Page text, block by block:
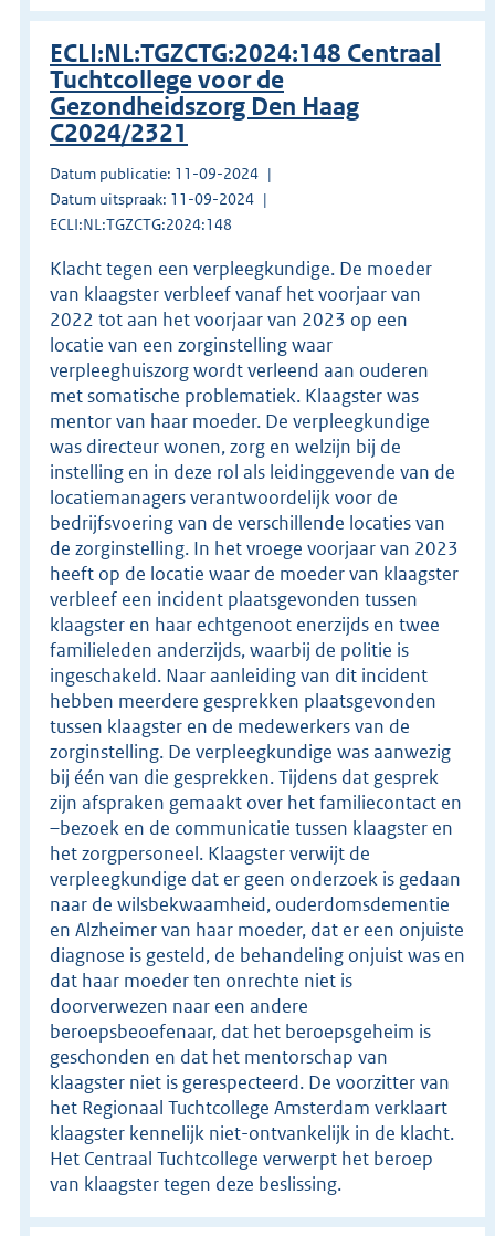
ECLI:NL:TGZCTG:2024:148 Centraal
Tuchtcollege voor de
Gezondheidszorg Den Haag
C2024/2321
Datum publicatie: 11-09-2024
Datum uitspraak: 11-09-2024
ECLI:NL:TGZCTG:2024:148
Klacht tegen een verpleegkundige. De moeder
van klaagster verbleef vanaf het voorjaar van
2022 tot aan het voorjaar van 2023 op een
locatie van een zorginstelling waar
verpleeghuiszorg wordt verleend aan ouderen
met somatische problematiek. Klaagster was
mentor van haar moeder. De verpleegkundige
was directeur wonen, zorg en welzijn bij de
instelling en in deze rol als leidinggevende van de
locatiemanagers verantwoordelijk voor de
bedrijfsvoering van de verschillende locaties van
de zorginstelling. In het vroege voorjaar van 2023
heeft op de locatie waar de moeder van klaagster
verbleef een incident plaatsgevonden tussen
klaagster en haar echtgenoot enerzijds en twee
familieleden anderzijds, waarbij de politie is
ingeschakeld. Naar aanleiding van dit incident
hebben meerdere gesprekken plaatsgevonden
tussen klaagster en de medewerkers van de
zorginstelling. De verpleegkundige was aanwezig
bij één van die gesprekken. Tijdens dat gesprek
zijn afspraken gemaakt over het familiecontact en
–bezoek en de communicatie tussen klaagster en
het zorgpersoneel. Klaagster verwijt de
verpleegkundige dat er geen onderzoek is gedaan
naar de wilsbekwaamheid, ouderdomsdementie
en Alzheimer van haar moeder, dat er een onjuiste
diagnose is gesteld, de behandeling onjuist was en
dat haar moeder ten onrechte niet is
doorverwezen naar een andere
beroepsbeoefenaar, dat het beroepsgeheim is
geschonden en dat het mentorschap van
klaagster niet is gerespecteerd. De voorzitter van
het Regionaal Tuchtcollege Amsterdam verklaart
klaagster kennelijk niet-ontvankelijk in de klacht.
Het Centraal Tuchtcollege verwerpt het beroep
van klaagster tegen deze beslissing.